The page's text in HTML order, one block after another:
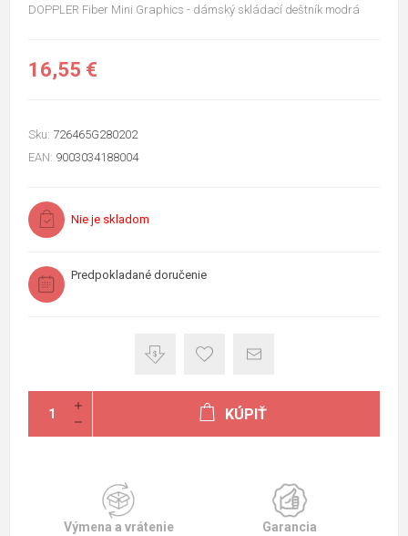
DOPPLER Fiber Mini Graphics - dámský skládací deštník modrá
16,55 €
Sku: 726465G280202
EAN: 9003034188004
Nie je skladom
Predpokladané doručenie
KÚPIŤ
Výmena a vrátenie
Garancia